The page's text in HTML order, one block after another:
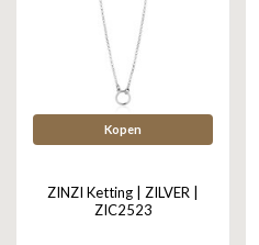
Kopen
ZINZI Ketting | ZILVER |
ZIC2523